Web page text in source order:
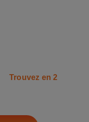
Trouvez en 2